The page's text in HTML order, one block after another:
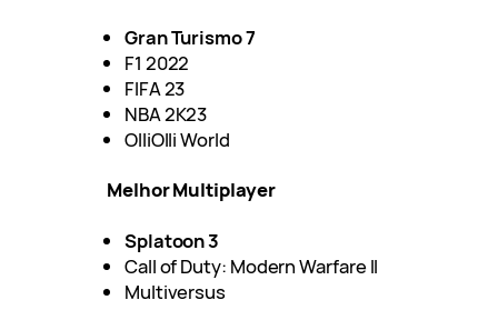
Gran Turismo 7
F1 2022
FIFA 23
NBA 2K23
OlliOlli World
Melhor Multiplayer
Splatoon 3
Call of Duty: Modern Warfare II
Multiversus